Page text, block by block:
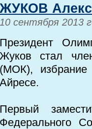
ЖУКОВ
10 сентября 2013
Президент
Жуков стал
(МОК),
Айресе.
Первый
Федерального